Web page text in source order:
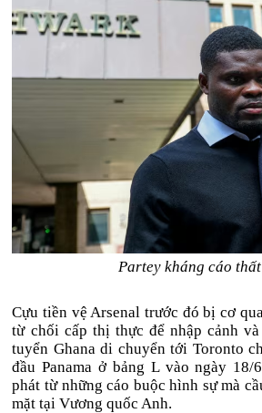
Partey kháng cáo
Cựu tiền vệ Arsenal trước đó bị cơ
từ chối cấp thị thực để nhập cảnh
tuyển Ghana di chuyển tới Toronto
đầu Panama ở bảng L vào ngày 18/
phát từ những cáo buộc hình sự mà
mặt tại Vương quốc Anh.